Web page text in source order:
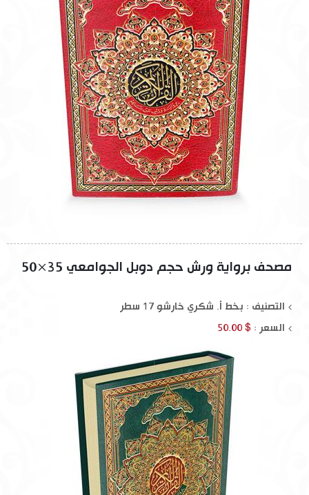
مصحف برواية ورش حجم دوبل الجوامعي 35×50
التصنيف : بخط أ. شكري خارشو 17 سطر
السعر : $ 50.00